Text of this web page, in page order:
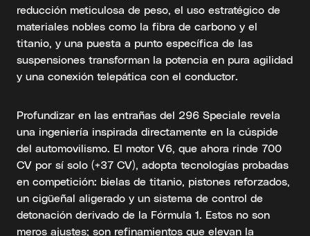
reducción meticulosa de peso, el uso estratégico de
materiales nobles como la fibra de carbono y el
titanio, y una puesta a punto específica de las
suspensiones transforman la potencia en pura agilidad
y una conexión telepática con el conductor.
Profundizar en las entrañas del 296 Speciale revela
una ingeniería inspirada directamente en la cúspide
del automovilismo. El motor V6, que ahora rinde 700
CV por sí solo (+37 CV), adopta tecnologías probadas
en competición: bielas de titanio, pistones reforzados,
un cigüeñal aligerado y un sistema de control de
detonación derivado de la Fórmula 1. Estos no son
meros ajustes; son refinamientos que elevan la